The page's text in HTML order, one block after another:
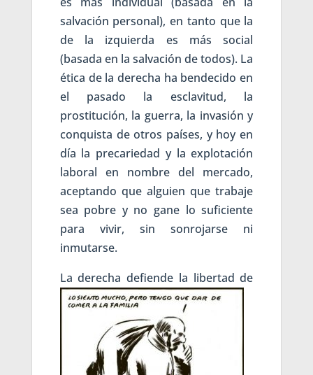
salvación personal), en tanto que la
de la izquierda es más social
(basada en la salvación de todos). La
ética de la derecha ha bendecido en
el pasado la esclavitud, la
prostitución, la guerra, la invasión y
conquista de otros países, y hoy en
día la precariedad y la explotación
laboral en nombre del mercado,
aceptando que alguien que trabaje
sea pobre y no gane lo suficiente
para vivir, sin sonrojarse ni
inmutarse.
La derecha defiende la libertad de